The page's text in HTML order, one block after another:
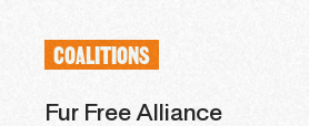
COALITIONS
Fur Free Alliance